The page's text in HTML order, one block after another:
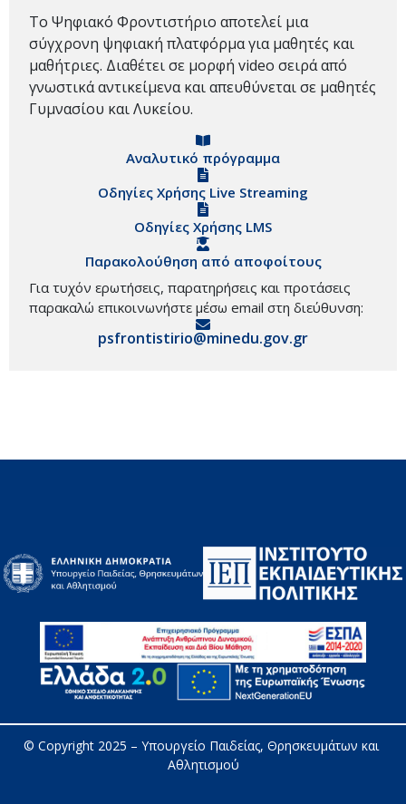
Το Ψηφιακό Φροντιστήριο αποτελεί μια
σύγχρονη ψηφιακή πλατφόρμα για μαθητές και
μαθήτριες. Διαθέτει σε μορφή video σειρά από
γνωστικά αντικείμενα και απευθύνεται σε μαθητές
Γυμνασίου και Λυκείου.
Αναλυτικό πρόγραμμα
Οδηγίες Χρήσης Live Streaming
Οδηγίες Χρήσης LMS
Παρακολούθηση από αποφοίτους
Για τυχόν ερωτήσεις, παρατηρήσεις και προτάσεις
παρακαλώ επικοινωνήστε μέσω email στη διεύθυνση:
psfrontistirio@minedu.gov.gr
© Copyright 2025 – Υπουργείο Παιδείας, Θρησκευμάτων και
Αθλητισμού